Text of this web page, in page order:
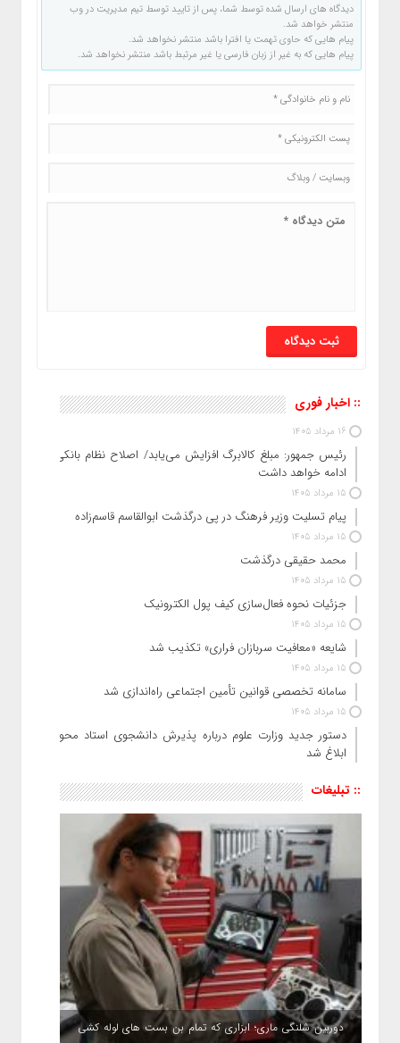
دیدگاه های ارسال شده توسط شما، پس از تایید توسط تیم مدیریت در وب
منتشر خواهد شد.
پیام هایی که حاوی تهمت یا افترا باشد منتشر نخواهد شد.
پیام هایی که به غیر از زبان فارسی یا غیر مرتبط باشد منتشر نخواهد شد.
:: اخبار فوری
16 مرداد 1405
رئیس‌ جمهور: مبلغ کالابرگ افزایش می‌یابد/ اصلاح نظام بانکی
ادامه خواهد داشت
15 مرداد 1405
پیام تسلیت وزیر فرهنگ در پی درگذشت ابوالقاسم قاسم‌زاده
15 مرداد 1405
محمد حقیقی درگذشت
15 مرداد 1405
جزئیات نحوه فعال‌سازی کیف پول الکترونیک
15 مرداد 1405
شایعه «معافیت سربازان فراری» تکذیب شد
15 مرداد 1405
سامانه تخصصی قوانین تأمین اجتماعی راه‌اندازی شد
15 مرداد 1405
دستور جدید وزارت علوم درباره پذیرش دانشجوی استاد محور
ابلاغ شد
:: تبلیغات
دوربین شلنگی ماری؛ ابزاری که تمام بن بست های لوله کشی